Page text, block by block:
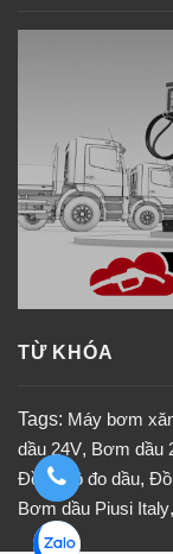
TỪ KHÓA
Tags: Máy bơm
dầu 24V, Bơm dầu
Đồng hồ đo dầu,
Bơm dầu Piusi Italy,